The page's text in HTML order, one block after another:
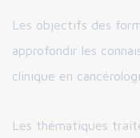
Les objectifs des
approfondir les
clinique en
Les thématiques